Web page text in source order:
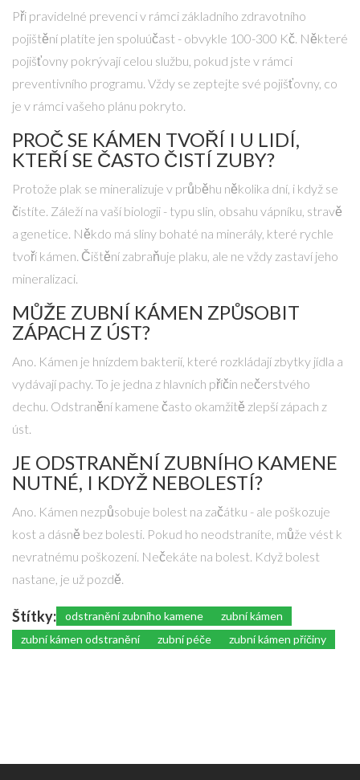
Při pravidelné prevenci v rámci základního zdravotního
pojištění platíte jen spoluúčast - obvykle 100-300 Kč. Některé
pojišťovny pokrývají celou službu, pokud jste v rámci
preventivního programu. Vždy se zeptejte své pojišťovny, co
je v rámci vašeho plánu pokryto.
PROČ SE KÁMEN TVOŘÍ I U LIDÍ,
KTEŘÍ SE ČASTO ČISTÍ ZUBY?
Protože plak se mineralizuje v průběhu několika dní, i když se
čistíte. Záleží na vaší biologii - typu slin, obsahu vápníku, stravě
a genetice. Někdo má sliny bohaté na minerály, které rychle
tvoří kámen. Čištění zabraňuje plaku, ale ne vždy zastaví jeho
mineralizaci.
MŮŽE ZUBNÍ KÁMEN ZPŮSOBIT
ZÁPACH Z ÚST?
Ano. Kámen je hnízdem bakterií, které rozkládají zbytky jídla a
vydávají pachy. To je jedna z hlavních příčin nečerstvého
dechu. Odstranění kamene často okamžitě zlepší zápach z
úst.
JE ODSTRANĚNÍ ZUBNÍHO KAMENE
NUTNÉ, I KDYŽ NEBOLESTÍ?
Ano. Kámen nezpůsobuje bolest na začátku - ale poškozuje
kost a dásně bez bolesti. Pokud ho neodstraníte, může vést k
nevratnému poškození. Nečekáte na bolest. Když bolest
nastane, je už pozdě.
Štítky: odstranění zubního kamene
zubní kámen
zubní kámen odstranění
zubní péče zubní kámen příčiny